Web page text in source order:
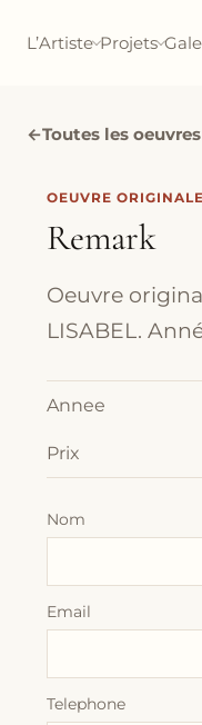
L’Artiste Projets
←Toutes les oeuvres
OEUVRE ORIGINALE
Remark
Oeuvre
LISABEL.
Annee
Prix
Nom
Email
Telephone